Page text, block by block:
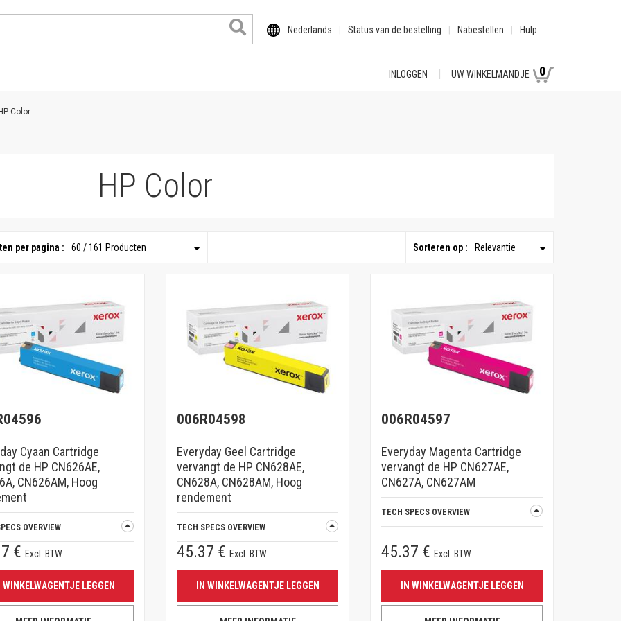
Nederlands Status van de bestelling Nabestellen Hulp
INLOGGEN UW WINKELMANDJE 0
Color
HP Color
Sorteren op : Relevantie
per pagina : 60 / 161 Producten
Cyaan Cartridge
de HP CN626AE,
CN626AM, Hoog
OVERVIEW
€Excl. BTW
WINKELWAGENTJE LEGGEN
006R04598
Everyday Geel Cartridge
vervangt de HP CN628AE,
CN628A, CN628AM, Hoog
rendement
TECH SPECS OVERVIEW
45.37 €Excl. BTW
IN WINKELWAGENTJE LEGGEN
006R04597
Everyday Magenta Cartridge
vervangt de HP CN627AE,
CN627A, CN627AM
TECH SPECS OVERVIEW
45.37 €Excl. BTW
IN WINKELWAGENTJE LEGGEN